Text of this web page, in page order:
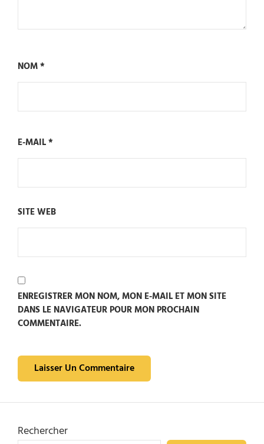
NOM*
E-MAIL*
SITE WEB
ENREGISTRER MON NOM, MON E-MAIL ET MON SITE
DANS LE NAVIGATEUR POUR MON PROCHAIN
COMMENTAIRE.
Rechercher